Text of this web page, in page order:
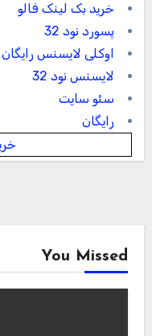
خرید بک لینک فالو
پسورد نود 32
اوکلی لایسنس رایگان
لایسنس نود 32
سئو سایت
رایگان
You Missed